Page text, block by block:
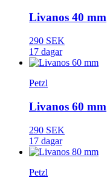
Livanos 40 mm
290 SEK
17 dagar
Petzl
Livanos 60 mm
290 SEK
17 dagar
Petzl